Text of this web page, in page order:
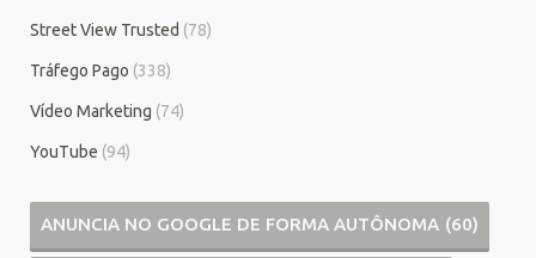
Street View Trusted (78)
Tráfego Pago (338)
Vídeo Marketing (74)
YouTube (94)
ANUNCIA NO GOOGLE DE FORMA AUTÔNOMA (60)